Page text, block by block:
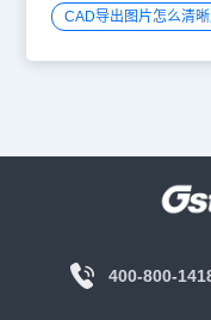
CAD导出图片怎么清
400-800-